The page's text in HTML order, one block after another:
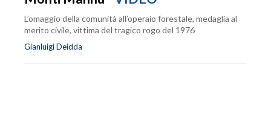
L’omaggio della comunità all’operaio forestale, medaglia al
merito civile, vittima del tragico rogo del 1976
Gianluigi Deidda